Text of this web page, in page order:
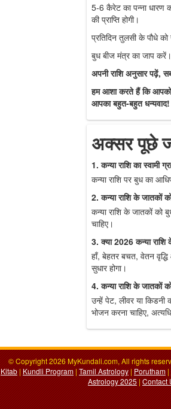
5-6 कैरेट का पन्ना धारण
की प्राप्ति होगी।
प्रतिदिन तुलसी के पौधे
बुध बीज मंत्र का जाप करें।
अपनी राशि अनुसार पढ़ें,
हम आशा करते हैं कि
आपका बहुत-बहुत धन्यवाद!
अक्सर पूछे
1. कन्या राशि का स्वामी
कन्या राशि पर बुध का
2. कन्या राशि के जातकों
कन्या राशि के जातकों को
चाहिए।
3. क्या 2026 कन्या
हाँ, बेहतर बचत, वेतन
सुधार होगा।
4. कन्या राशि के जातकों
उन्हें पेट, लीवर या किडनी
भोजन करना चाहिए,
© Copyright 2026 MyKundali.com, All rights
Kitab|Kundli Program|Tamil Astrology|Porutham|
Astrology 2025|Contact